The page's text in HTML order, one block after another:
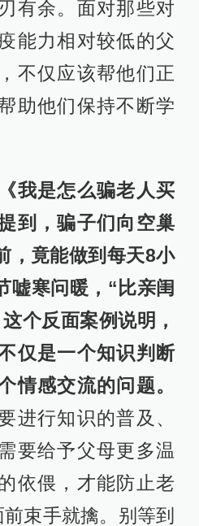
有余。面对那些对
能力相对较低的父
不仅应该帮他们正
助他们保持不断学
我是怎么骗老人买
到，骗子们向空巢
，竟能做到每天8小
嘘寒问暖，“比亲闺
个反面案例说明，
仅是一个知识判断
情感交流的问题。
进行知识的普及、
要给予父母更多温
依偎，才能防止老
前束手就擒。别等到